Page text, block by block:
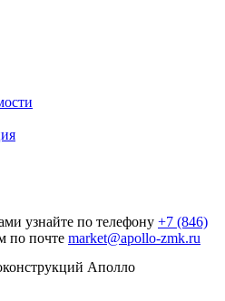
узнайте по телефону +7 (846)
по почте market@apollo-zmk.ru
Аполло